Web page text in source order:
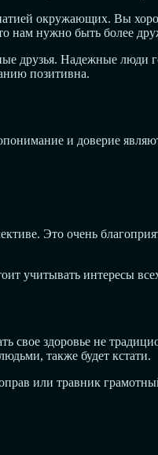
окружающих. Вы
нам нужно быть более
друзья. Надежные люди
позитивна.
и доверие
Это очень
учитывать интересы
свое здоровье не
также будет кстати.
или травник